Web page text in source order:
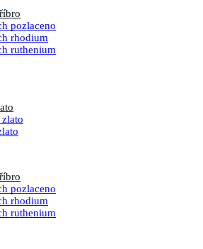
pozlaceno
rhodium
ruthenium
pozlaceno
rhodium
ruthenium